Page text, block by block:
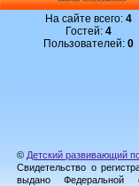
На сайте всего: 4
Гостей: 4
Пользователей: 0
© Детский развивающий
Свидетельство о
выдано